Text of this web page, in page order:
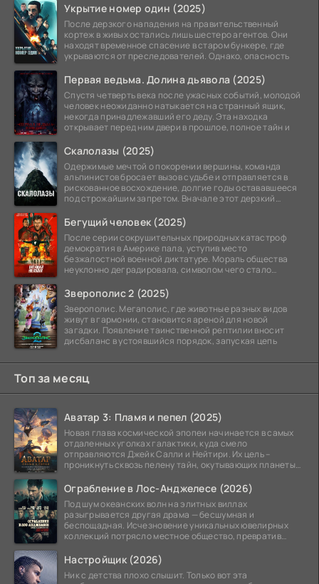
Укрытие номер один (2025)
После дерзкого нападения на правительственный
кортеж в живых остались лишь шестеро агентов. Они
находят временное спасение в старом бункере, где
укрываются от преследователей. Однако, опасность
Первая ведьма. Долина дьявола (2025)
Спустя четверть века после ужасных событий, молодой
человек неожиданно натыкается на странный ящик,
некогда принадлежавший его деду. Эта находка
открывает перед ним двери в прошлое, полное тайн и
Скалолазы (2025)
Одержимые мечтой о покорении вершины, команда
альпинистов бросает вызов судьбе и отправляется в
рискованное восхождение, долгие годы остававшееся
под строжайшим запретом. Вначале этот дерзкий
Бегущий человек (2025)
После серии сокрушительных природных катастроф
демократия в Америке пала, уступив место
безжалостной военной диктатуре. Мораль общества
неуклонно деградировала, символом чего стало
Зверополис 2 (2025)
Зверополис. Мегаполис, где животные разных видов
живут в гармонии, становится ареной для новой
загадки. Появление таинственной рептилии вносит
дисбаланс в устоявшийся порядок, запуская цепь
Топ за месяц
Аватар 3: Пламя и пепел (2025)
Новая глава космической эпопеи начинается в самых
отдаленных уголках галактики, куда смело
отправляются Джейк Салли и Нейтири. Их цель –
проникнуть сквозь пелену тайн, окутывающих планеты
Ограбление в Лос-Анджелесе (2026)
Под шум океанских волн на элитных виллах
разыгрывается другая драма — бесшумная и
беспощадная. Исчезновение уникальных ювелирных
коллекций потрясло местное общество, превратив
Настройщик (2026)
Ник с детства плохо слышит. Только вот эта